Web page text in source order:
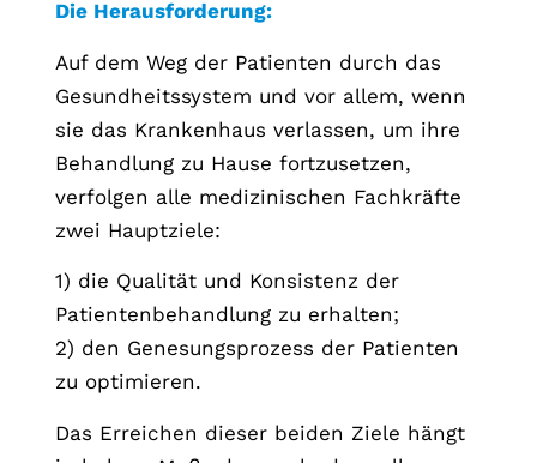
Die Herausforderung:
Auf dem Weg der Patienten durch das
Gesundheitssystem und vor allem, wenn
sie das Krankenhaus verlassen, um ihre
Behandlung zu Hause fortzusetzen,
verfolgen alle medizinischen Fachkräfte
zwei Hauptziele:
1) die Qualität und Konsistenz der
Patientenbehandlung zu erhalten;
2) den Genesungsprozess der Patienten
zu optimieren.
Das Erreichen dieser beiden Ziele hängt